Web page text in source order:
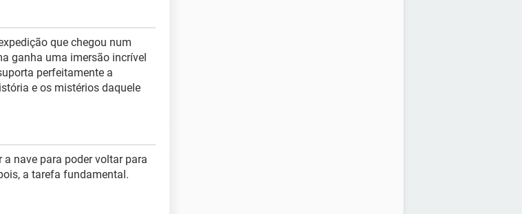
que chegou num
ganha uma imersão incrível
perfeitamente a
e os mistérios daquele
a nave para poder voltar para
a tarefa fundamental.